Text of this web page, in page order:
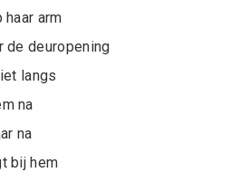
arm
de deuropening
langs
na
na
bij hem